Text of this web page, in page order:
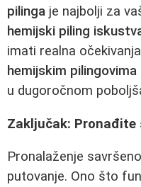
pilinga je najbolji za
hemijski piling
imati realna
hemijskim pilingovima
u dugoročnom
Zaključak: Pronađite
Pronalaženje
putovanje. Ono što